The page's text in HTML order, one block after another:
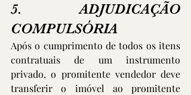
5.      ADJUDICAÇÃO
COMPULSÓRIA
Após o cumprimento de todos os itens
contratuais de um instrumento
privado, o promitente vendedor deve
transferir o imóvel ao promitente